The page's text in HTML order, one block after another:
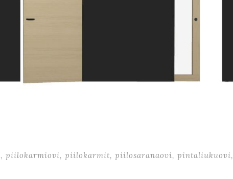
, piilokarmiovi, piilokarmit, piilosaranaovi, pintaliukuovi,